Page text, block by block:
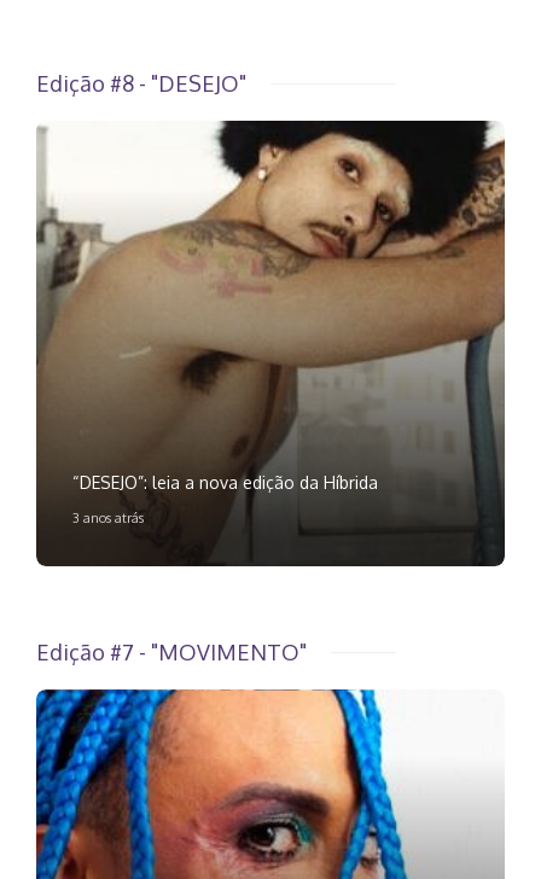
Edição #8 - "DESEJO"
“DESEJO”: leia a nova edição da Híbrida
3 anos atrás
Edição #7 - "MOVIMENTO"